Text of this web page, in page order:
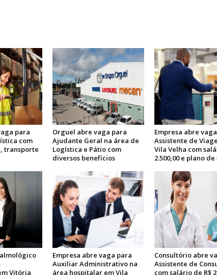
para
com
transporte
Orguel abre vaga para
Ajudante Geral na área de
Logística e Pátio com
diversos benefícios
Empresa abre
Assistente de
Vila Velha com
2.500,00 e plano
Vitória
Empresa abre vaga para
Auxiliar Administrativo na
área hospitalar em Vila
Consultório abre
Assistente de
com salário de R$